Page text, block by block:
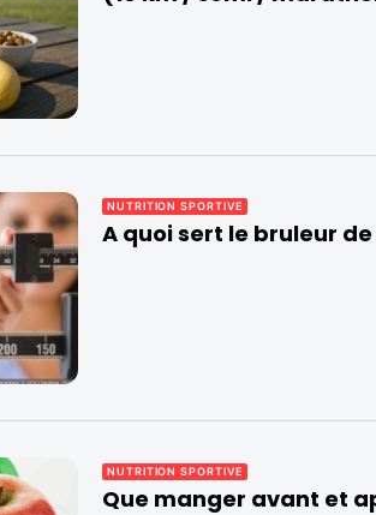
NUTRITION SPORTIVE
A quoi sert le bruleur
NUTRITION SPORTIVE
Que manger avant et